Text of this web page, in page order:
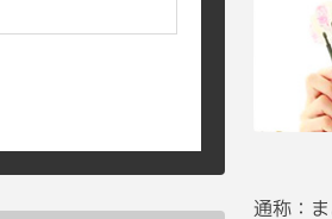
通称：